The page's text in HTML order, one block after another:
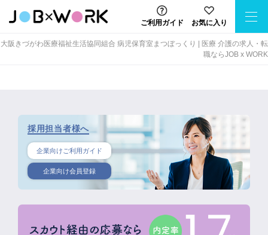
ご利用ガイド お気に入り
大阪きづがわ医療福祉生活協同組合 病児保育室まつぼっくり | 医療 介護の求人・転
職ならJOB x WORK
採用担当者様へ
企業向けご利用ガイド
企業向け会員登録